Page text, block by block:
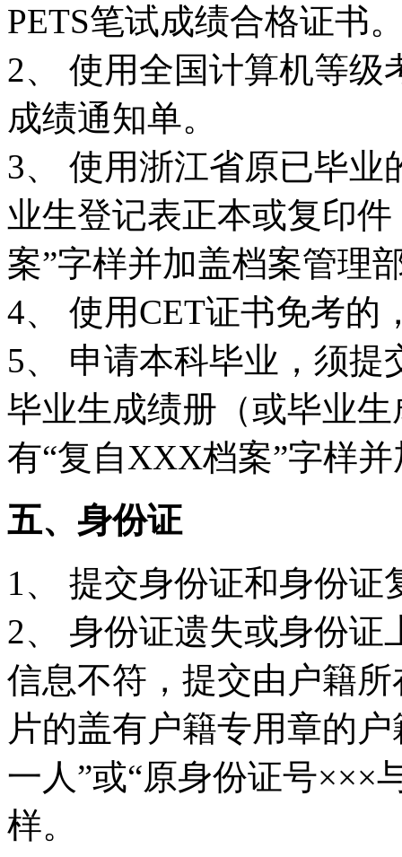
PETS笔试成绩合格证书
2、 使用全国计算机等级
成绩通知单。
3、 使用浙江省原已毕
业生登记表正本或复印
案”字样并加盖档案管理
4、 使用CET证书免考的
5、 申请本科毕业，须
毕业生成绩册（或毕业
有“复自XXX档案”字样
五、身份证
1、 提交身份证和身份证
2、 身份证遗失或身份
信息不符，提交由户籍
片的盖有户籍专用章的
一人”或“原身份证号×××
样。